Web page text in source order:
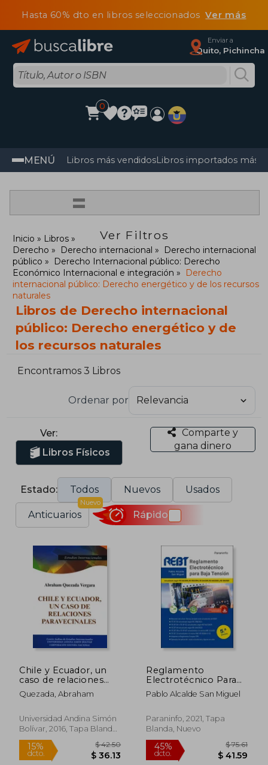
Hasta 60% dto en libros seleccionadosVer más
Enviar a
Quito, Pichincha
0
MENÚ Libros más vendidosLibros importados más
=
Ver Filtros
Inicio
Libros
Derecho
Derecho internacional
Derecho internacional
público
Derecho Internacional público: Derecho
Económico Internacional e integración
Derecho
internacional público: Derecho energético y de los recursos
naturales
Libros de Derecho internacional
público: Derecho energético y de
los recursos naturales
Encontramos 3 Libros
Ordenar por
Ver:
Libros Físicos
Comparte y
gana dinero
Estado: Todos Nuevos Usados
Anticuarios
Nuevo
Rápido
Chile y Ecuador, un
caso de relaciones
paravecinales: Origen
histórico y su
Guerra Fría, 1990-
2010
Quezada, Abraham
Universidad Andina Simón
Bolívar, 2016, Tapa Blanda,
Nuevo
Reglamento
Electrotécnico Para
Baja Tensión 5. ª
Edición 2021
Pablo Alcalde San Miguel
Paraninfo, 2021, Tapa
Blanda, Nuevo